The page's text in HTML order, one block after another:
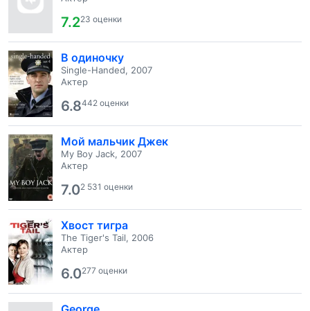
7.223 оценки
В одиночку
Single-Handed, 2007
Актер
6.8442 оценки
Мой мальчик Джек
My Boy Jack, 2007
Актер
7.02 531 оценки
Хвост тигра
The Tiger's Tail, 2006
Актер
6.0277 оценки